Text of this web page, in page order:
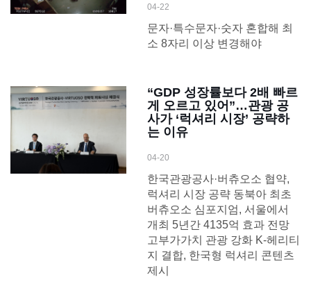
04-22
문자·특수문자·숫자 혼합해 최
소 8자리 이상 변경해야
“GDP 성장률보다 2배 빠르
게 오르고 있어”…관광 공
사가 ‘럭셔리 시장’ 공략하
는 이유
04-20
한국관광공사·버츄오소 협약,
럭셔리 시장 공략 동북아 최초
버츄오소 심포지엄, 서울에서
개최 5년간 4135억 효과 전망
고부가가치 관광 강화 K-헤리티
지 결합, 한국형 럭셔리 콘텐츠
제시